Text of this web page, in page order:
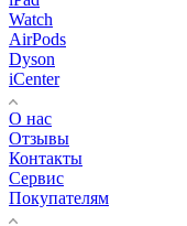
Watch
AirPods
Dyson
iCenter
О нас
Отзывы
Контакты
Сервис
Покупателям